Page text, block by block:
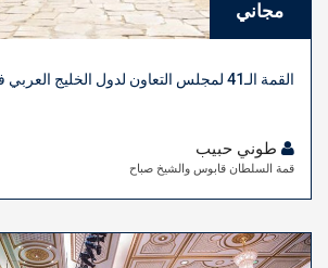
مجاني
القمة الـ41 لمجلس التعاون لدول الخليج العربي في العلا
قمة السلطان قابوس والشيخ صباح